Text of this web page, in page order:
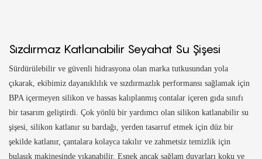
Sızdırmaz Katlanabilir Seyahat Su Şişesi
Sürdürülebilir ve güvenli hidrasyona olan marka tutkusundan yola
çıkarak, ekibimiz dayanıklılık ve sızdırmazlık performansı sağlamak için
BPA içermeyen silikon ve hassas kalıplanmış contalar içeren gıda sınıfı
bir tasarım geliştirdi. Çok yönlü bir yardımcı olan silikon katlanabilir su
şişesi, silikon katlanır su bardağı, yerden tasarruf etmek için düz bir
şekilde katlanır, çantalara kolayca takılır ve zahmetsiz temizlik için
bulaşık makinesinde yıkanabilir. Esnek ancak sağlam duvarları koku ve